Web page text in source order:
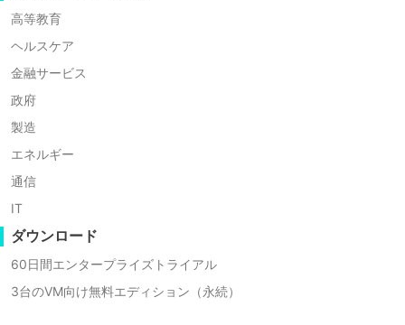
高等教育
ヘルスケア
金融サービス
政府
製造
エネルギー
通信
IT
ダウンロード
60日間エンタープライズトライアル
3台のVM向け無料エディション（永続）
バックアップを通じてVMを直接実行することにより、RTOを1